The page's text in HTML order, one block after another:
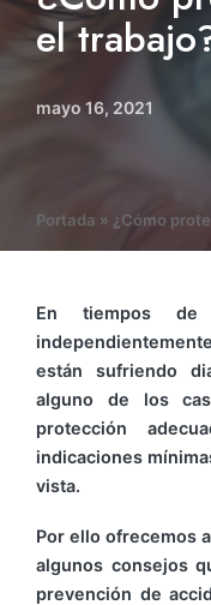
el
mayo 16, 2021
Portada » ¿Cómo
En tiempos de
están sufriendo
alguno de los
protección
indicaciones
vista.
Por ello ofrecemos
algunos consejos
prevención de